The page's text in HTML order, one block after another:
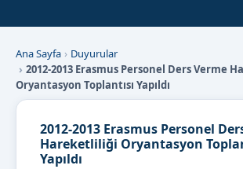
Ana Sayfa
Duyurular
2012-2013 Erasmus Personel Ders Verme
Oryantasyon Toplantısı Yapıldı
2012-2013 Erasmus Personel
Hareketliliği Oryantasyon
Yapıldı